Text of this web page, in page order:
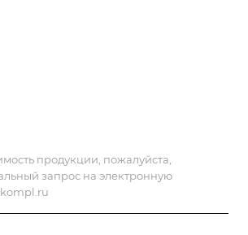
продукции, пожалуйста,
запрос на электронную